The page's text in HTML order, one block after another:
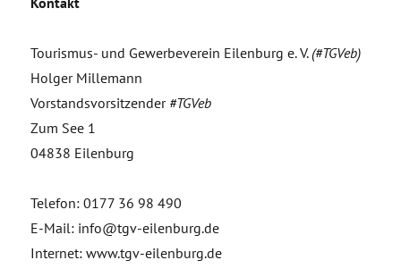
Tourismus- und Gewerbeverein Eilenburg e. V.(#TGVeb)
Holger Millemann
Vorstandsvorsitzender #TGVeb
Zum See 1
04838 Eilenburg
Telefon: 0177 36 98 490
E-Mail: info@tgv-eilenburg.de
Internet: www.tgv-eilenburg.de